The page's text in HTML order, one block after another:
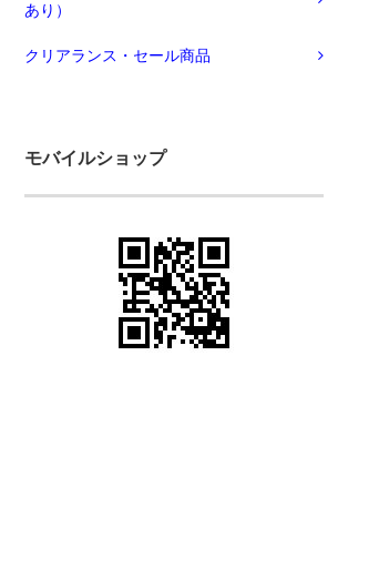
あり）
クリアランス・セール商品
モバイルショップ